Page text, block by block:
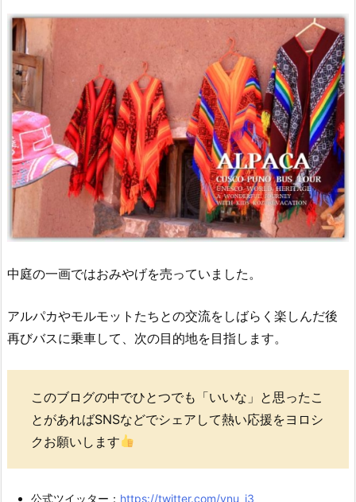
中庭の一画ではおみやげを売っていました。
アルパカやモルモットたちとの交流をしばらく楽しんだ後
再びバスに乗車して、次の目的地を目指します。
このブログの中でひとつでも「いいな」と思ったこ
とがあればSNSなどでシェアして熱い応援をヨロシ
クお願いします
公式ツイッター： https://twitter.com/ynu_j3